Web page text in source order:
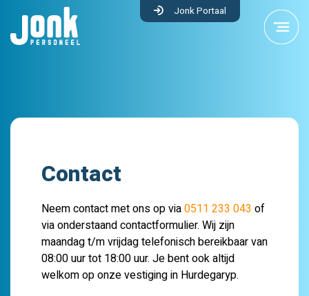
Jonk Portaal
Contact
Neem contact met ons op via0511 233 043 of
via onderstaand contactformulier. Wij zijn
maandag t/m vrijdag telefonisch bereikbaar van
08:00 uur tot 18:00 uur. Je bent ook altijd
welkom op onze vestiging in Hurdegaryp.